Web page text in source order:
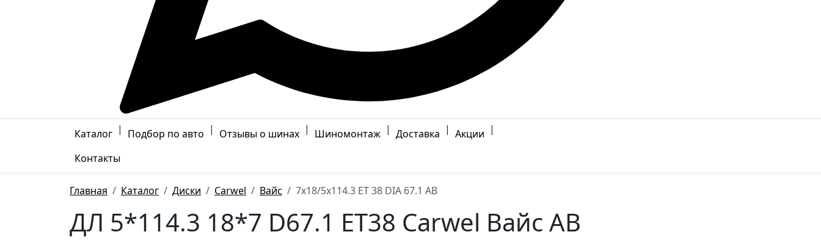
Каталог | Подбор по авто | Отзывы о шинах | Шиномонтаж | Доставка | Акции |
Контакты
Главная Каталог Диски Carwel Вайс 7x18/5x114.3 ET 38 DIA 67.1 AB
ДЛ 5*114.3 18*7 D67.1 ET38 Carwel Вайс AB